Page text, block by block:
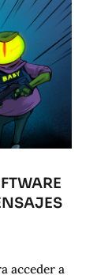
acceder a